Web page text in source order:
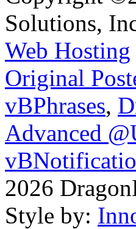
Solutions,
Web Hosting
Original
vBPhrases,
Advanced
2026
Style by: